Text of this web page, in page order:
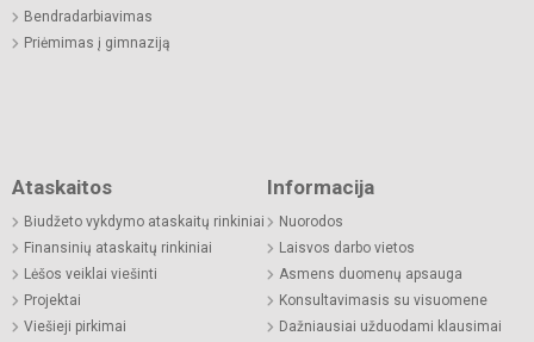
Bendradarbiavimas
Priėmimas į gimnaziją
Ataskaitos
Biudžeto vykdymo ataskaitų rinkiniai
Finansinių ataskaitų rinkiniai
Lėšos veiklai viešinti
Projektai
Viešieji pirkimai
Informacija
Nuorodos
Laisvos darbo vietos
Asmens duomenų apsauga
Konsultavimasis su visuomene
Dažniausiai užduodami klausimai